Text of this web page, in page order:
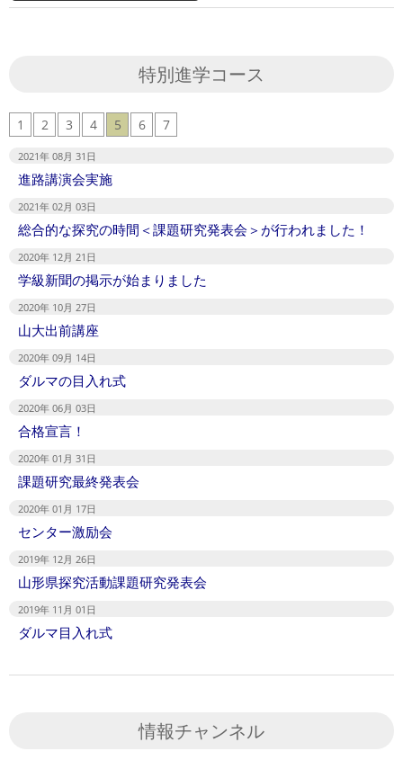
特別進学コース
1 2 3 4 5 6 7
2021年 08月 31日
進路講演会実施
2021年 02月 03日
総合的な探究の時間＜課題研究発表会＞が行われました！
2020年 12月 21日
学級新聞の掲示が始まりました
2020年 10月 27日
山大出前講座
2020年 09月 14日
ダルマの目入れ式
2020年 06月 03日
合格宣言！
2020年 01月 31日
課題研究最終発表会
2020年 01月 17日
センター激励会
2019年 12月 26日
山形県探究活動課題研究発表会
2019年 11月 01日
ダルマ目入れ式
情報チャンネル